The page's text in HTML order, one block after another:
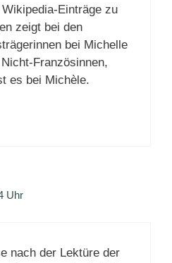
Einträge zu
zeigt bei den
bei Michelle
Französinnen,
es bei Michèle.
Uhr
nach der Lektüre der